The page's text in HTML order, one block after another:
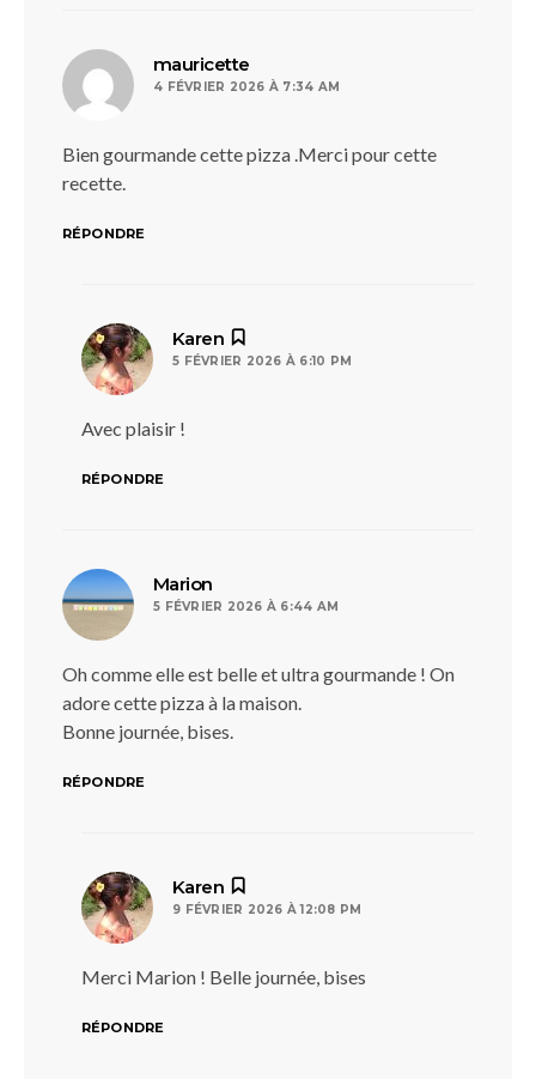
mauricette
4 FÉVRIER 2026 À 7:34 AM
Bien gourmande cette pizza .Merci pour cette
recette.
RÉPONDRE
Karen
5 FÉVRIER 2026 À 6:10 PM
Avec plaisir !
RÉPONDRE
Marion
5 FÉVRIER 2026 À 6:44 AM
Oh comme elle est belle et ultra gourmande ! On
adore cette pizza à la maison.
Bonne journée, bises.
RÉPONDRE
Karen
9 FÉVRIER 2026 À 12:08 PM
Merci Marion ! Belle journée, bises
RÉPONDRE